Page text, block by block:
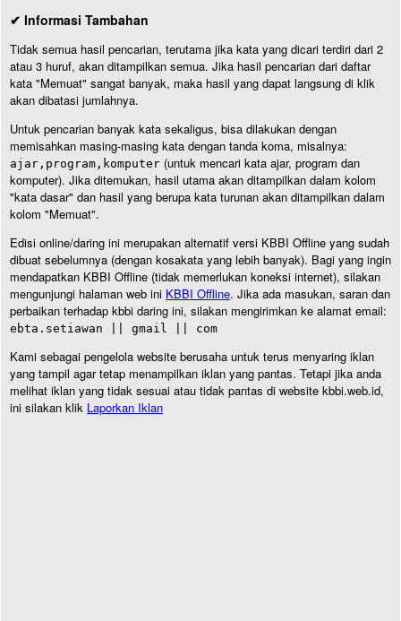
✔ Informasi Tambahan
Tidak semua hasil pencarian, terutama jika kata yang dicari terdiri dari 2
atau 3 huruf, akan ditampilkan semua. Jika hasil pencarian dari daftar
kata "Memuat" sangat banyak, maka hasil yang dapat langsung di klik
akan dibatasi jumlahnya.
Untuk pencarian banyak kata sekaligus, bisa dilakukan dengan
memisahkan masing-masing kata dengan tanda koma, misalnya:
ajar,program,komputer (untuk mencari kata ajar, program dan
komputer). Jika ditemukan, hasil utama akan ditampilkan dalam kolom
"kata dasar" dan hasil yang berupa kata turunan akan ditampilkan dalam
kolom "Memuat".
Edisi online/daring ini merupakan alternatif versi KBBI Offline yang sudah
dibuat sebelumnya (dengan kosakata yang lebih banyak). Bagi yang ingin
mendapatkan KBBI Offline (tidak memerlukan koneksi internet), silakan
mengunjungi halaman web ini KBBI Offline. Jika ada masukan, saran dan
perbaikan terhadap kbbi daring ini, silakan mengirimkan ke alamat email:
ebta.setiawan || gmail || com
Kami sebagai pengelola website berusaha untuk terus menyaring iklan
yang tampil agar tetap menampilkan iklan yang pantas. Tetapi jika anda
melihat iklan yang tidak sesuai atau tidak pantas di website kbbi.web.id,
ini silakan klik Laporkan Iklan